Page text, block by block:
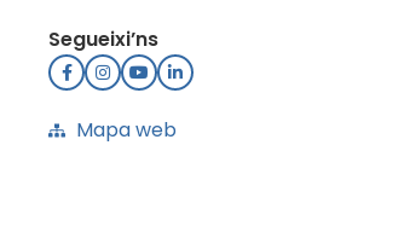
Segueixi’ns
Mapa web